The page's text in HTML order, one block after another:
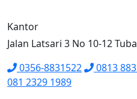
Kantor
Jalan Latsari 3 No 10-12
0356-8831522
0813
081 2329 1989